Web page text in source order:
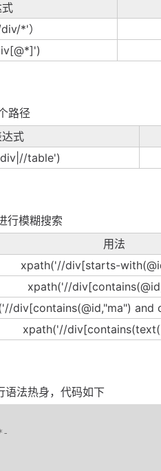
*'）
路径
式
table')
行模糊搜索
用法
xpath('//div[starts-
xpath('//
div[contains(@id,"ma") and
xpath('//
语法热身，代码如下